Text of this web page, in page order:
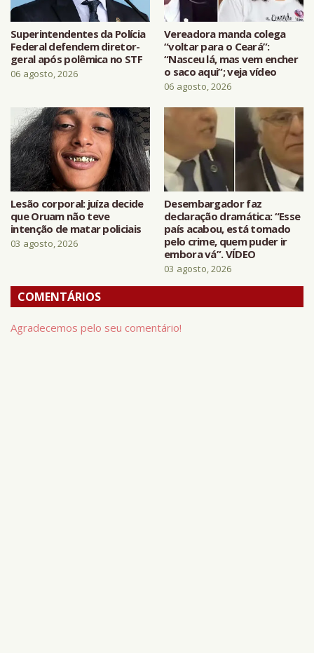
Superintendentes da Polícia
Federal defendem diretor-
geral após polêmica no STF
06 agosto, 2026
Vereadora manda colega
“voltar para o Ceará”:
“Nasceu lá, mas vem encher
o saco aqui”; veja vídeo
06 agosto, 2026
Lesão corporal: juíza decide
que Oruam não teve
intenção de matar policiais
03 agosto, 2026
Desembargador faz
declaração dramática: “Esse
país acabou, está tomado
pelo crime, quem puder ir
embora vá”. VÍDEO
03 agosto, 2026
COMENTÁRIOS
Agradecemos pelo seu comentário!